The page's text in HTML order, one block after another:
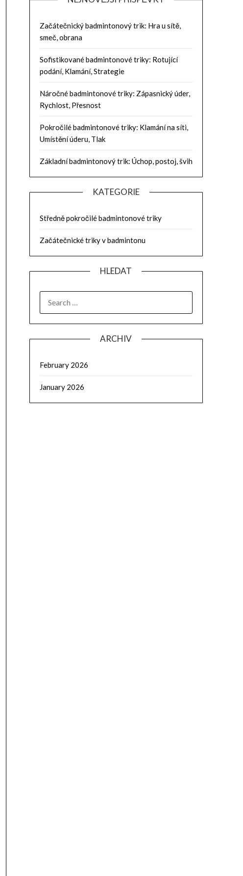
Začátečnický badmintonový trik: Hra u sítě,
smeč, obrana
Sofistikované badmintonové triky: Rotující
podání, Klamání, Strategie
Náročné badmintonové triky: Zápasnický úder,
Rychlost, Přesnost
Pokročilé badmintonové triky: Klamání na síti,
Umístění úderu, Tlak
Základní badmintonový trik: Úchop, postoj, švih
KATEGORIE
Středně pokročilé badmintonové triky
Začátečnické triky v badmintonu
HLEDAT
FOR:
ARCHIV
February 2026
January 2026